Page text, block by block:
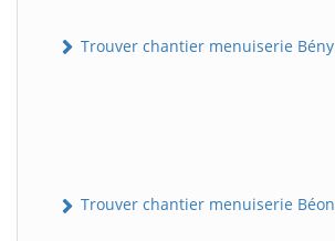
Trouver chantier menuiserie Bény
Trouver chantier menuiserie Béon